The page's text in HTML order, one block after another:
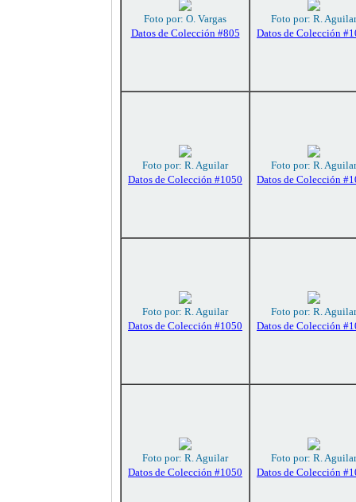
Foto por: O. Vargas
Datos de Colección #805
Foto por: R. Aguilar
Datos de Colección
Foto por: R. Aguilar
Datos de Colección #1050
Foto por: R. Aguilar
Datos de Colección
Foto por: R. Aguilar
Datos de Colección #1050
Foto por: R. Aguilar
Datos de Colección
Foto por: R. Aguilar
Datos de Colección #1050
Foto por: R. Aguilar
Datos de Colección